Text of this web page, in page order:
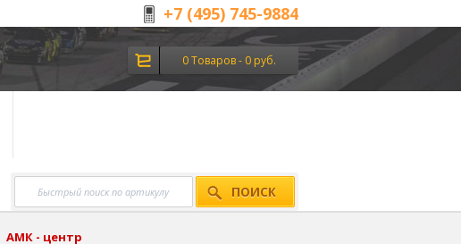
+7 (495) 745-9884
0 Товаров - 0 руб.
ПОИСК
АМК - центр